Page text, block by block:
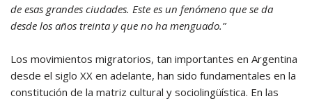
de esas grandes ciudades. Este es un fenómeno que se da
desde los años treinta y que no ha menguado.”
Los movimientos migratorios, tan importantes en Argentina
desde el siglo XX en adelante, han sido fundamentales en la
constitución de la matriz cultural y sociolingüística. En las